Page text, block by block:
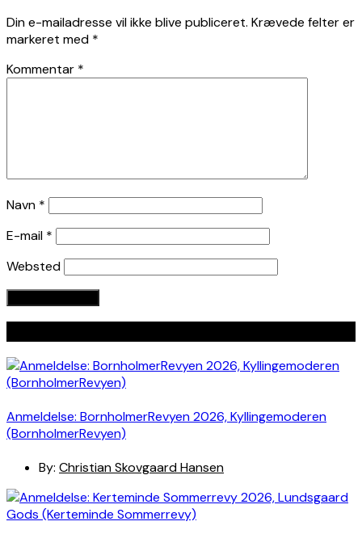
Din e-mailadresse vil ikke blive publiceret. Krævede felter er
markeret med *
Kommentar *
Navn *
E-mail *
Websted
Anmeldelse: BornholmerRevyen 2026, Kyllingemoderen
(BornholmerRevyen)
By: Christian Skovgaard Hansen